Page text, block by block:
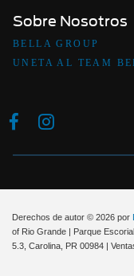
Sobre Nosotros
BELLA GROUP
UNETA AL TEAM
Derechos de autor © 2026 por
of Rio Grande
Parque
5.3, Carolina, PR 00984 |